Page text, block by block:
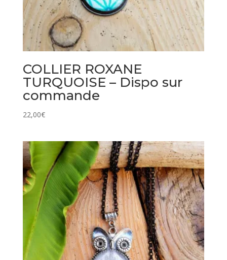
COLLIER ROXANE
TURQUOISE – Dispo sur
commande
22,00€